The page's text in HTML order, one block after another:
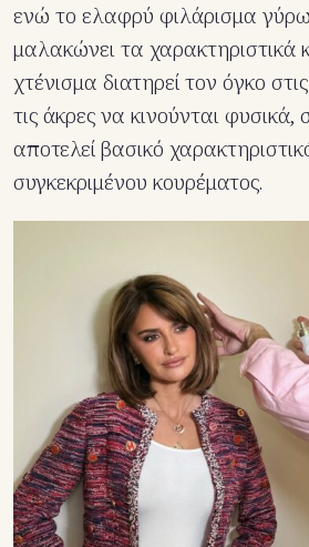
ενώ το ελαφρύ φιλάρισμα
μαλακώνει τα χαρακτηριστικά
χτένισμα διατηρεί τον όγκο
τις άκρες να κινούνται φυσικά,
αποτελεί βασικό
συγκεκριμένου κουρέματος.